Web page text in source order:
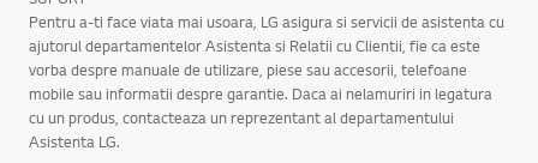
Pentru a-ti face viata mai usoara, LG asigura si servicii de asistenta cu
ajutorul departamentelor Asistenta si Relatii cu Clientii, fie ca este
vorba despre manuale de utilizare, piese sau accesorii, telefoane
mobile sau informatii despre garantie. Daca ai nelamuriri in legatura
cu un produs, contacteaza un reprezentant al departamentului
Asistenta LG.